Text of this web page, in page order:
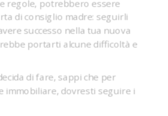
regole, potrebbero essere
di consiglio madre: seguirli
successo nella tua nuova
portarti alcune difficoltà e
di fare, sappi che per
immobiliare, dovresti seguire i